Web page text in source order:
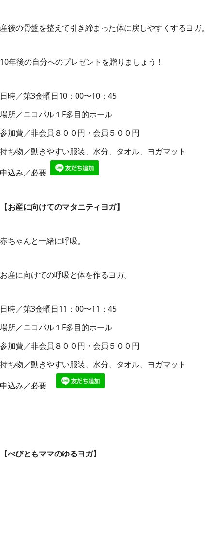
産後の骨盤を整えて引き締まった体に戻しやすくするヨガ。
10年後の自分へのプレゼントを贈りましょう！
日時／第3金曜日10：00〜10：45
場所／ニコパル１F多目的ホール
参加費／非会員８００円・会員５００円
持ち物／動きやすい服装、水分、タオル、ヨガマット
申込み／必要
【お産に向けてのマタニティヨガ】
赤ちゃんと一緒に呼吸。
お産に向けての呼吸と体を作るヨガ。
日時／第3金曜日11：00〜11：45
場所／ニコパル１F多目的ホール
参加費／非会員８００円・会員５００円
持ち物／動きやすい服装、水分、タオル、ヨガマット
申込み／必要
【べびともママのゆるヨガ】